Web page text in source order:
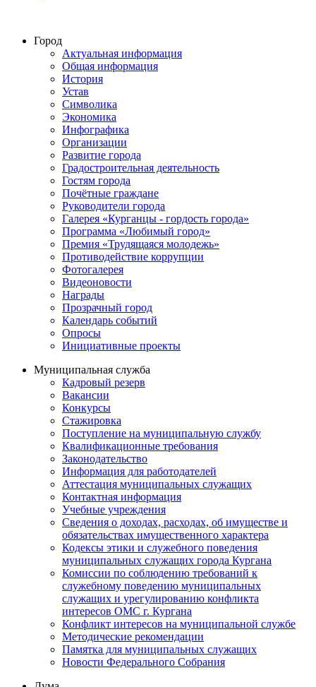
Город
Актуальная информация
Общая информация
История
Устав
Символика
Экономика
Инфографика
Организации
Развитие города
Градостроительная деятельность
Гостям города
Почётные граждане
Руководители города
Галерея «Курганцы - гордость города»
Программа «Любимый город»
Премия «Трудящаяся молодежь»
Противодействие коррупции
Фотогалерея
Видеоновости
Награды
Прозрачный город
Календарь событий
Опросы
Инициативные проекты
Муниципальная служба
Кадровый резерв
Вакансии
Конкурсы
Стажировка
Поступление на муниципальную службу
Квалификационные требования
Законодательство
Информация для работодателей
Аттестация муниципальных служащих
Контактная информация
Учебные учреждения
Сведения о доходах, расходах, об имуществе и
обязательствах имущественного характера
Кодексы этики и служебного поведения
муниципальных служащих города Кургана
Комиссии по соблюдению требований к
служебному поведению муниципальных
служащих и урегулированию конфликта
интересов ОМС г. Кургана
Конфликт интересов на муниципальной службе
Методические рекомендации
Памятка для муниципальных служащих
Новости Федерального Cобрания